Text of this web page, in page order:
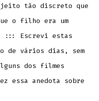
tão discreto que
o filho era um
::: Escrevi estas
de vários dias, sem
dos filmes
essa anedota sobre